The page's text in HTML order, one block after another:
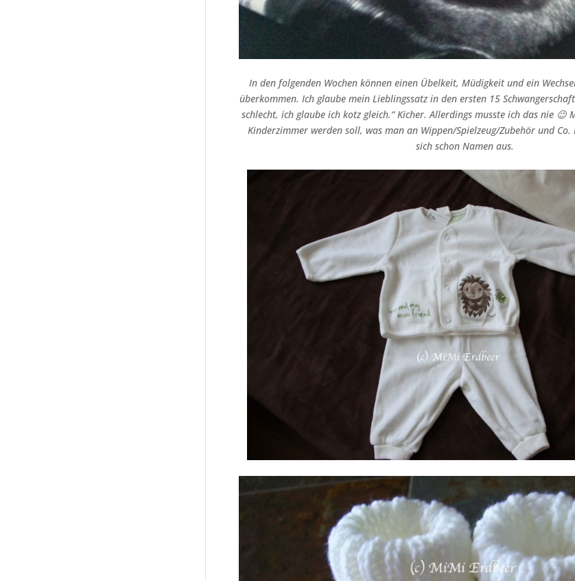
In den folgenden Wochen können einen Übelkeit, Müdigkeit und ein
überkommen. Ich glaube mein Lieblingssatz in den ersten 15
schlecht, ich glaube ich kotz gleich.“ Kicher. Allerdings musste ich das nie 😉
Kinderzimmer werden soll, was man an Wippen/Spielzeug/Zubehör und
sich schon Namen aus.